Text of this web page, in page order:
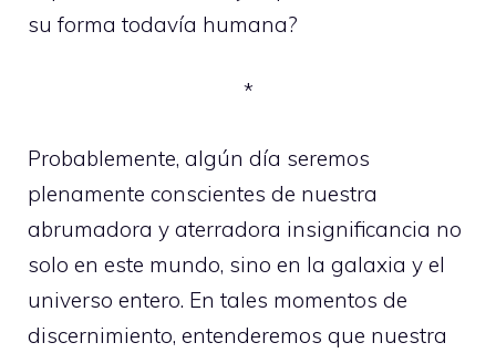
su forma todavía humana?
*
Probablemente, algún día seremos
plenamente conscientes de nuestra
abrumadora y aterradora insignificancia no
solo en este mundo, sino en la galaxia y el
universo entero. En tales momentos de
discernimiento, entenderemos que nuestra